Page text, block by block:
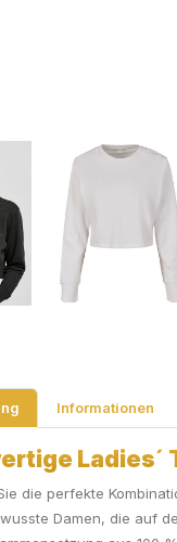
Informationen
Ladies´
die perfekte
Damen, die auf